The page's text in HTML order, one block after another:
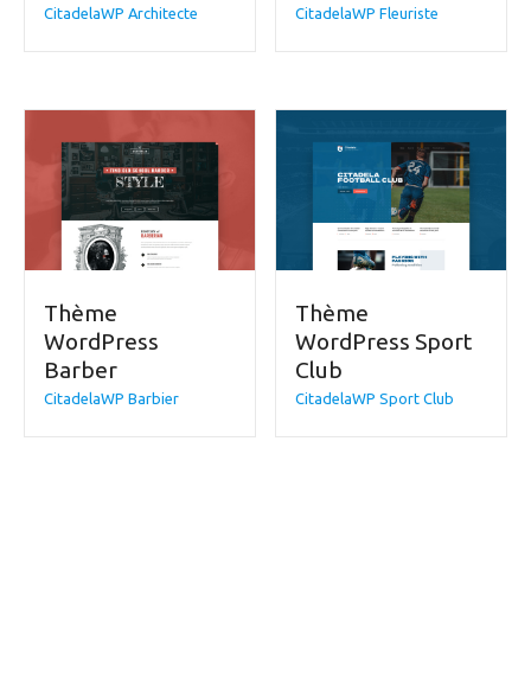
CitadelaWP Architecte CitadelaWP Fleuriste
Thème
WordPress
Barber
CitadelaWP Barbier
Thème
WordPress Sport
Club
CitadelaWP Sport Club